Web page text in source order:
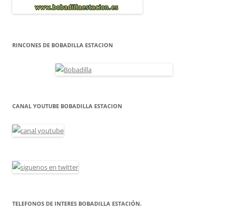
RINCONES DE BOBADILLA ESTACION
CANAL YOUTUBE BOBADILLA ESTACION
TELEFONOS DE INTERES BOBADILLA ESTACIÓN.